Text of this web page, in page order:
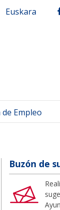
Euskara
Empleo
Buzón de